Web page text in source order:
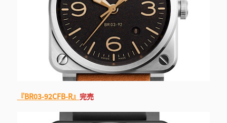
『BR03-92CFB-R』 完売